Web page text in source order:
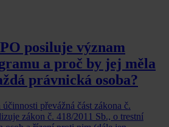
posiluje význam
a proč by jej měla
právnická osoba?
převážná část zákona č.
zákon č. 418/2011 Sb., o trestní